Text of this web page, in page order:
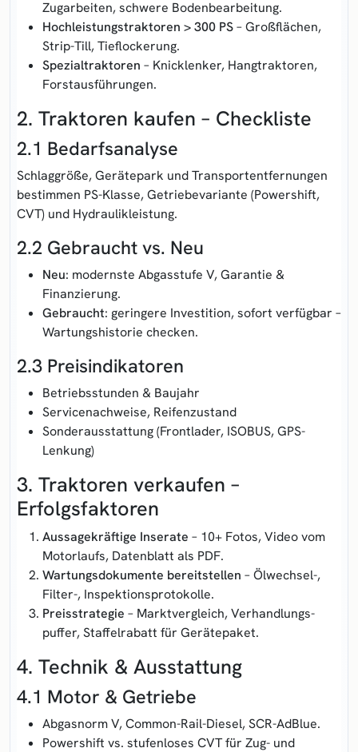
Zugarbeiten, schwere Boden­bearbeitung.
Hochleistungs­traktoren > 300 PS– Groß­flächen,
Strip-Till, Tief­lockerung.
Spezialtraktoren – Knicklenker, Hangtraktoren,
Forst­ausführungen.
2. Traktoren kaufen – Checkliste
2.1 Bedarfsanalyse
Schlag­größe, Geräte­park und Transport­entfernungen
bestimmen PS-Klasse, Getriebe­variante (Powershift,
CVT) und Hydraulik­leistung.
2.2 Gebraucht vs. Neu
Neu: modernste Abgas­stufe V, Garantie &
Finanzierung.
Gebraucht: geringere Investition, sofort verfügbar –
Wartungs­historie checken.
2.3 Preisindikatoren
Betriebs­stunden & Baujahr
Service­nachweise, Reifen­zustand
Sonder­ausstattung (Frontlader, ISOBUS, GPS-
Lenkung)
3. Traktoren verkaufen –
Erfolgsfaktoren
Aussagekräftige Inserate – 10+ Fotos, Video vom
Motor­laufs, Datenblatt als PDF.
Wartungs­dokumente bereitstellen – Ölwechsel-,
Filter-, Inspektions­protokolle.
Preisstrategie – Markt­vergleich, Verhandlungs­
puffer, Staffel­rabatt für Gerätepaket.
4. Technik & Ausstattung
4.1 Motor & Getriebe
Abgasnorm V, Common-Rail-Diesel, SCR-AdBlue.
Powershift vs. stufenloses CVT für Zug- und